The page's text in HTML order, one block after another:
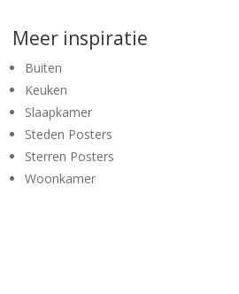
Meer inspiratie
Buiten
Keuken
Slaapkamer
Steden Posters
Sterren Posters
Woonkamer